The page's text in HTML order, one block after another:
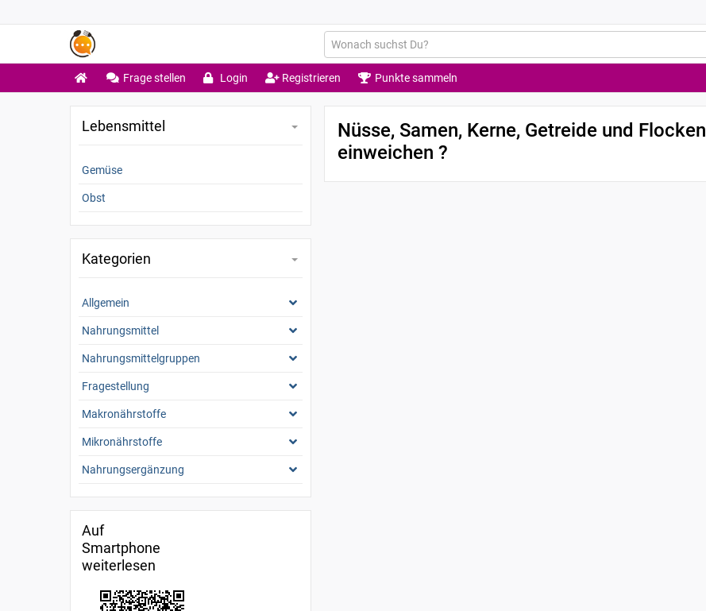
Frage stellen Login Registrieren Punkte sammeln
Nüsse, Samen, Kerne, Getreide und Flocken
einweichen ?
Lebensmittel
Gemüse
Obst
Kategorien
Allgemein
Nahrungsmittel
Nahrungsmittelgruppen
Fragestellung
Makronährstoffe
Mikronährstoffe
Nahrungsergänzung
Auf
Smartphone
weiterlesen